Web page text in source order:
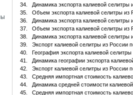
34.
Динамика экспорта калиевой селитры
35.
Объем экспорта калиевой селитры
36.
Динамика экспорта калиевой
37.
Объем экспорта калиевой селитры из
38.
Динамика экспорта калиевой
39.
Экспорт калиевой селитры из России
40.
География экспорта калиевой
41.
Динамика географии экспорта
42.
Экспорт калиевой селитры из России
43.
Средняя импортная стоимость
44.
Динамика средней стоимости
45.
Средняя импортная стоимость